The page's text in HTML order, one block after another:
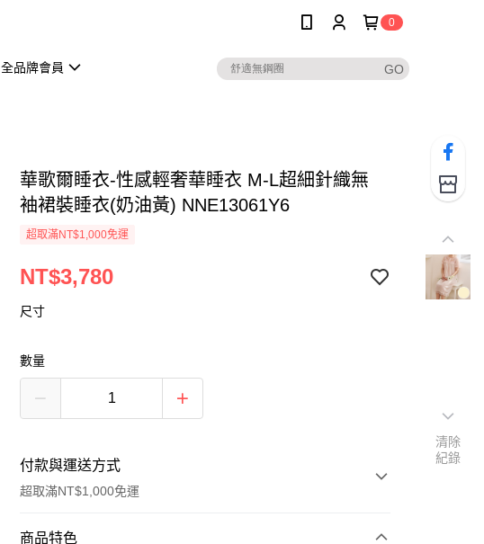
0
全品牌會員
華歌爾睡衣-性感輕奢華睡衣 M-L超細針織無
袖裙裝睡衣(奶油黃) NNE13061Y6
超取滿NT$1,000免運
NT$3,780
尺寸
數量
付款與運送方式
超取滿NT$1,000免運
付款方式
商品特色
清除
紀錄